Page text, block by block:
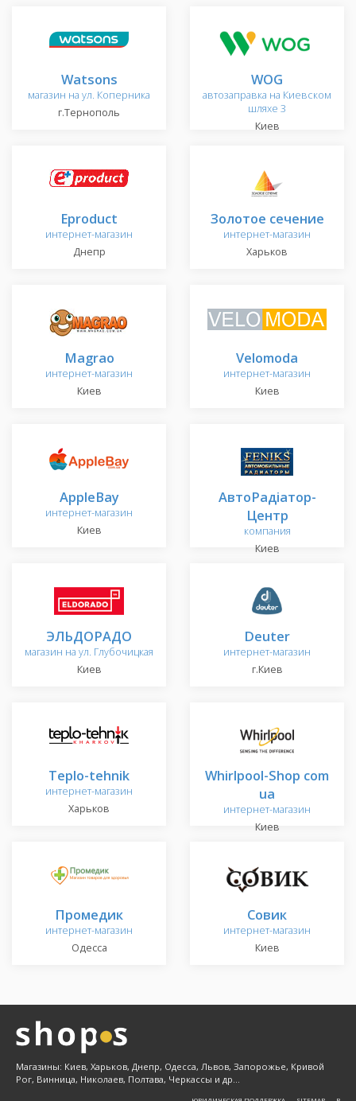
Watsons
магазин на ул. Коперника
г.Тернополь
WOG
автозаправка на Киевском
шляхе 3
Киев
Eproduct
интернет-магазин
Днепр
Золотое сечение
интернет-магазин
Харьков
Magrao
интернет-магазин
Киев
Velomoda
интернет-магазин
Киев
AppleBay
интернет-магазин
Киев
АвтоРадіатор-
Центр
компания
Киев
ЭЛЬДОРАДО
магазин на ул. Глубочицкая
Киев
Deuter
интернет-магазин
г.Киев
Тeplo-tehnik
интернет-магазин
Харьков
Whirlpool-Shop com
ua
интернет-магазин
Киев
Промедик
интернет-магазин
Одесса
Совик
интернет-магазин
Киев
Магазины: Киев, Харьков, Днепр, Одесса, Львов, Запорожье, Кривой
Рог, Винница, Николаев, Полтава, Черкассы и др...